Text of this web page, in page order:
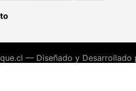
— Diseñado y Desarrollado